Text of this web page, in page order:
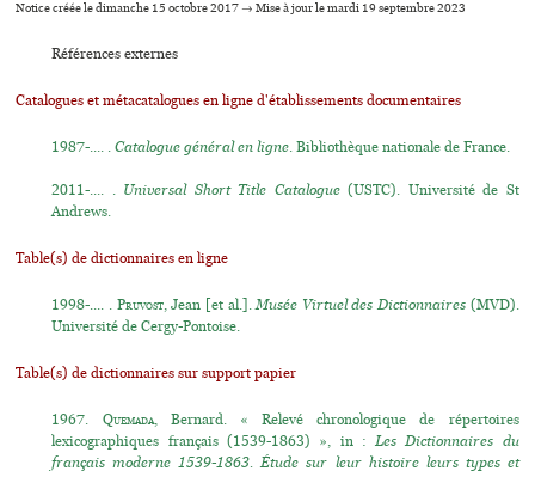
Notice créée le dimanche 15 octobre 2017 → Mise à jour le mardi 19 septembre 2023
Références externes
Catalogues et métacatalogues en ligne d'établissements documentaires
1987-.... .Catalogue général en ligne. Bibliothèque nationale de France.
2011-.... . Universal Short Title Catalogue(USTC). Université de St
Andrews.
Table(s) de dictionnaires en ligne
1998-.... . Pruvost, Jean [et al.].Musée Virtuel des Dictionnaires(MVD).
Université de Cergy-Pontoise.
Table(s) de dictionnaires sur support papier
1967. Quemada, Bernard. « Relevé chronologique de répertoires
lexicographiques français (1539-1863) », in :Les Dictionnaires du
français moderne 1539-1863. Étude sur leur histoire leurs types et